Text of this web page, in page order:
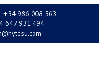
: +34 986 008 363
647 931 494